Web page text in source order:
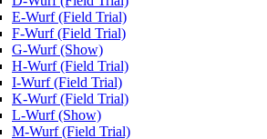
E-Wurf (Field Trial)
F-Wurf (Field Trial)
G-Wurf (Show)
H-Wurf (Field Trial)
I-Wurf (Field Trial)
K-Wurf (Field Trial)
L-Wurf (Show)
M-Wurf (Field Trial)